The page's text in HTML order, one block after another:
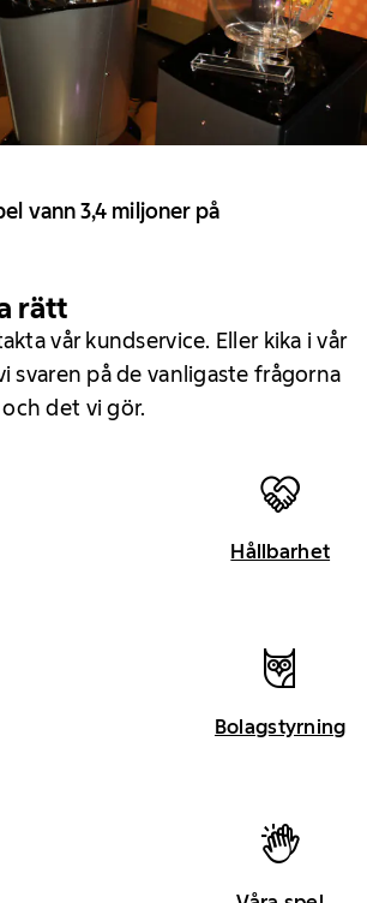
vann 3,4 miljoner på
rätt
vår kundservice. Eller kika i vår
svaren på de vanligaste frågorna
det vi gör.
Hållbarhet
Bolagstyrning